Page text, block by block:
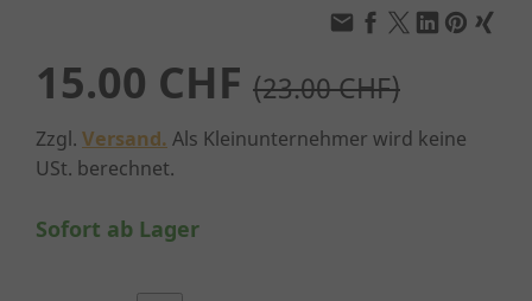
15.00 CHF (23.00 CHF)
Zzgl. Versand. Als Kleinunternehmer wird keine
USt. berechnet.
Sofort ab Lager